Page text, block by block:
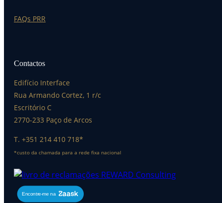
FAQs PRR
Contactos
Edifício Interface
Rua Armando Cortez, 1 r/c
Escritório C
2770-233 Paço de Arcos
T. +351 214 410 718*
*custo da chamada para a rede fixa nacional
Encontre-me na